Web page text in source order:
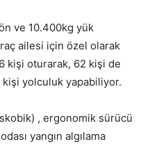
ve 10.400kg yük
ailesi için özel olarak
kişi oturarak, 62 kişi de
yolculuk yapabiliyor.
, ergonomik sürücü
yangın algılama